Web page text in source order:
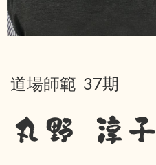
道場師範 37期
丸野 淳子